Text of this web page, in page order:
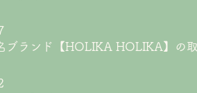
ブランド【HOLIKA HOLIKA】の